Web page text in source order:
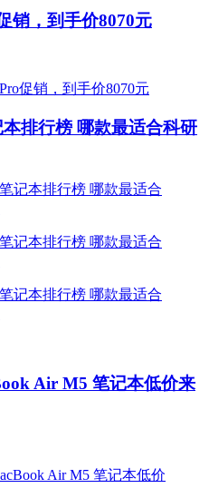
销，到手价8070元
排行榜 哪款最适合科研
Air M5 笔记本低价来